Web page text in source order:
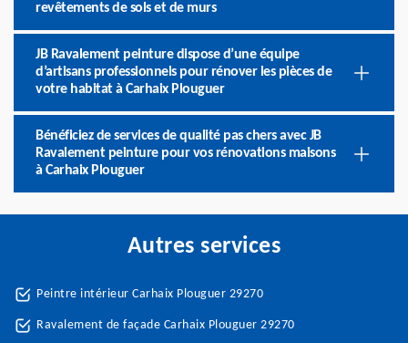
revêtements de sols et de murs
JB Ravalement peinture dispose d’une équipe
d’artisans professionnels pour rénover les pièces de
votre habitat à Carhaix Plouguer
Bénéficiez de services de qualité pas chers avec JB
Ravalement peinture pour vos rénovations maisons
à Carhaix Plouguer
Autres services
Peintre intérieur Carhaix Plouguer 29270
Ravalement de façade Carhaix Plouguer 29270